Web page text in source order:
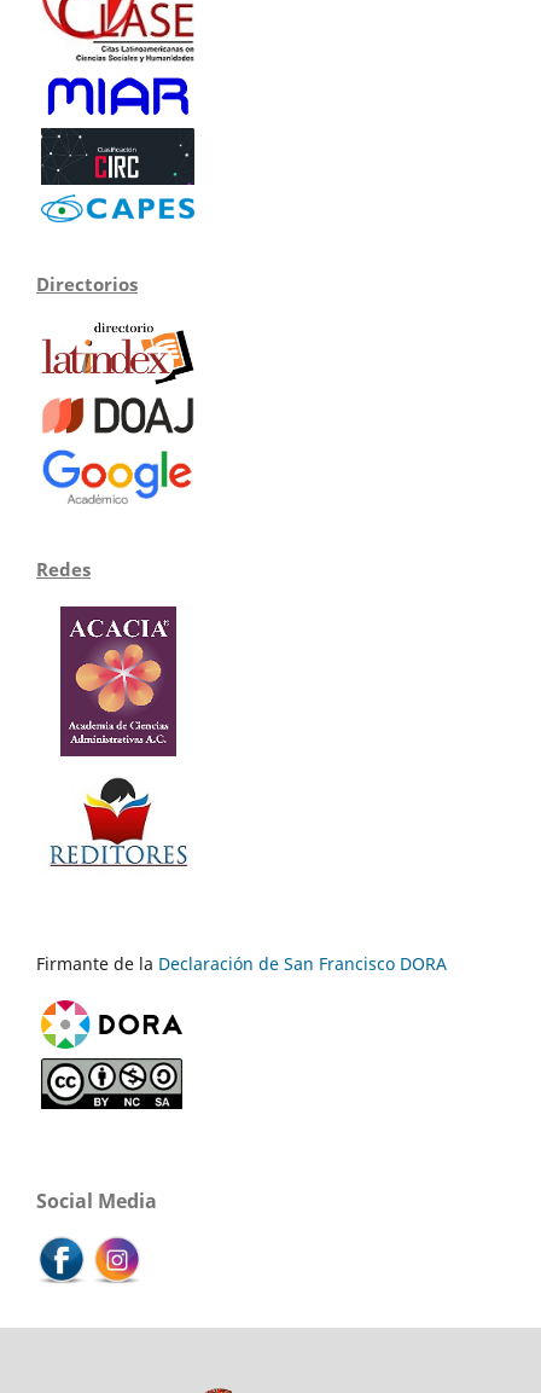
Directorios
Redes
Firmante de la Declaración de San Francisco DORA
Social Media